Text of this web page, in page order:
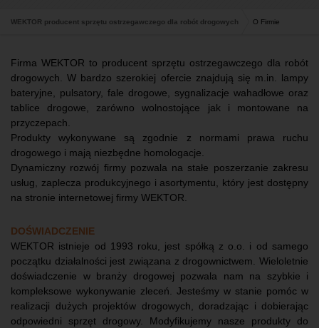
WEKTOR producent sprzętu ostrzegawczego dla robót drogowych O Firmie
Firma WEKTOR to producent sprzętu ostrzegawczego dla robót
drogowych. W bardzo szerokiej ofercie znajdują się m.in. lampy
bateryjne, pulsatory, fale drogowe, sygnalizacje wahadłowe oraz
tablice drogowe, zarówno wolnostojące jak i montowane na
przyczepach.
Produkty wykonywane są zgodnie z normami prawa ruchu
drogowego i mają niezbędne homologacje.
Dynamiczny rozwój firmy pozwala na stałe poszerzanie zakresu
usług, zaplecza produkcyjnego i asortymentu, który jest dostępny
na stronie internetowej firmy WEKTOR.
DOŚWIADCZENIE
WEKTOR istnieje od 1993 roku, jest spółką z o.o. i od samego
początku działalności jest związana z drogownictwem. Wieloletnie
doświadczenie w branży drogowej pozwala nam na szybkie i
kompleksowe wykonywanie zleceń. Jesteśmy w stanie pomóc w
realizacji dużych projektów drogowych, doradzając i dobierając
odpowiedni sprzęt drogowy. Modyfikujemy nasze produkty do